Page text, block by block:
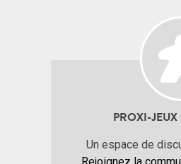
PROXI-JEUX
Un espace de